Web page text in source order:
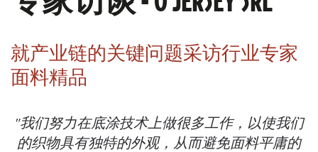
就产业链的关键问题采访行业专家
面料精品
"我们努力在底涂技术上做很多工作，以使我们
的织物具有独特的外观，从而避免面料平庸的